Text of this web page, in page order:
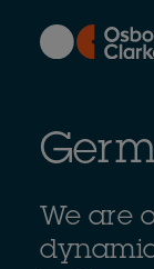
content
We are